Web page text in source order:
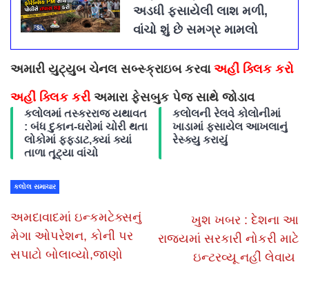
અડધી ફસાયેલી લાશ મળી,
વાંચો શું છે સમગ્ર મામલો
અમારી યુટ્યુબ ચેનલ સબ્સ્ક્રાઇબ કરવા અહીં ક્લિક કરો
અહીં ક્લિક કરી અમારા ફેસબુક પેજ સાથે જોડાવ
કલોલમાં તસ્કરરાજ યથાવત
: બંધ દુકાન-ઘરોમાં ચોરી થતા
લોકોમાં ફફડાટ,ક્યાં ક્યાં
તાળા તૂટ્યા વાંચો
કલોલની રેલવે કોલોનીમાં
ખાડામાં ફસાયેલ આખલાનું
રેસ્ક્યુ કરાયું
કલોલ સમાચાર
અમદાવાદમાં ઇન્કમટેક્સનું
મેગા ઓપરેશન, કોની પર
સપાટો બોલાવ્યો,જાણો
ખુશ ખબર : દેશના આ
રાજ્યમાં સરકારી નોકરી માટે
ઇન્ટરવ્યૂ નહીં લેવાય